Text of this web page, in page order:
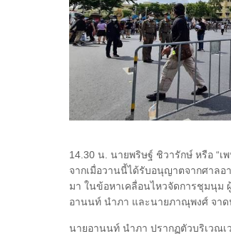
14.30 น. นายพริษฐ์ ชิวารักษ์ หรือ “
จากเมื่อวานนี้ได้รับอนุญาตจากศาล
มา ในข้อหาเคลื่อนไหวจัดการชุมนุม
อานนท์ นำภา และนายภาณุพงศ์ จา
นายอานนท์ นำภา ปรากฏตัวบริเวณ